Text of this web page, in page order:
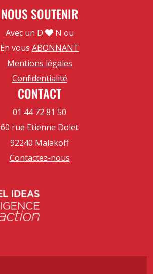
NOUS SOUTENIR
Avec un D
N ou
En vous ABONNANT
Mentions légales
Confidentialité
CONTACT
01 44 72 81 50
60 rue Etienne Dolet
92240 Malakoff
Contactez-nous